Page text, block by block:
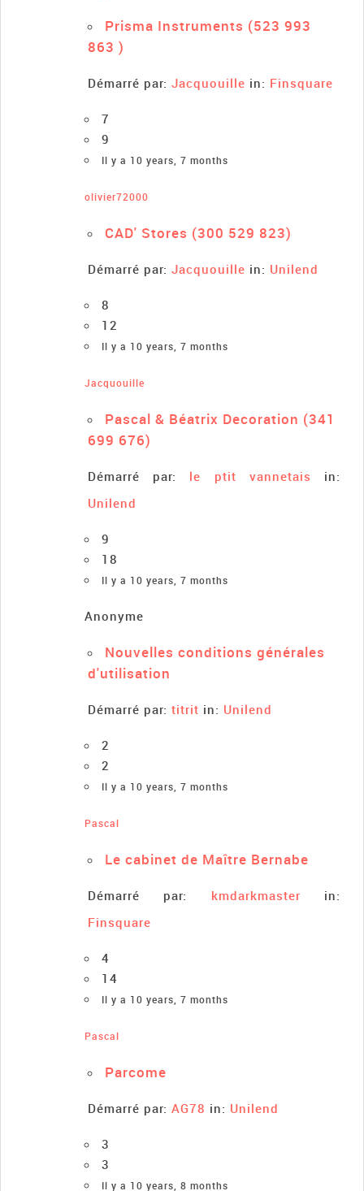
Prisma Instruments (523 993
863 )
Démarré par: Jacquouille in: Finsquare
7
9
Il y a 10 years, 7 months
olivier72000
CAD' Stores (300 529 823)
Démarré par: Jacquouille in: Unilend
8
12
Il y a 10 years, 7 months
Jacquouille
Pascal & Béatrix Decoration (341
699 676)
Démarré par: le ptit vannetais
in:
Unilend
9
18
Il y a 10 years, 7 months
Anonyme
Nouvelles conditions générales
d'utilisation
Démarré par: titrit in: Unilend
2
2
Il y a 10 years, 7 months
Pascal
Le cabinet de Maître Bernabe
Démarré par: kmdarkmaster
in:
Finsquare
4
14
Il y a 10 years, 7 months
Pascal
Parcome
Démarré par: AG78 in: Unilend
3
3
Il y a 10 years, 8 months